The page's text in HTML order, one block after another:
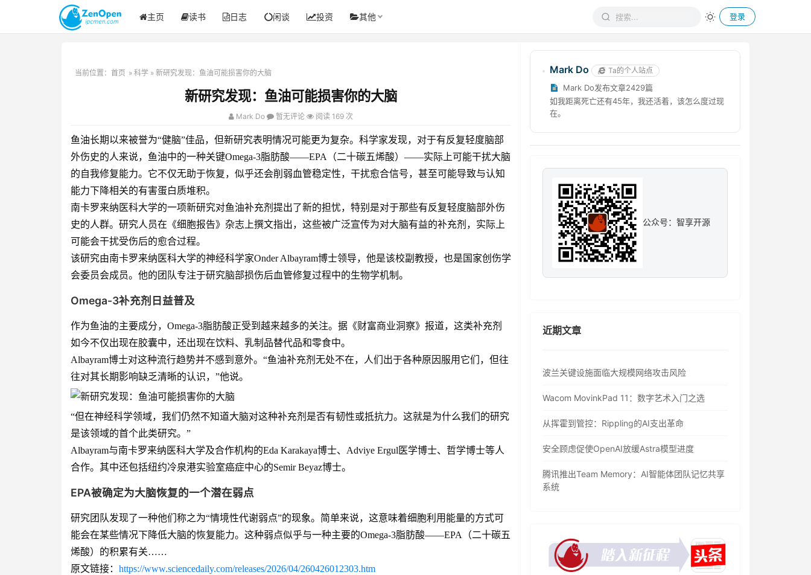
主页 读书 日志 闲谈 投资 其他 登录
当前位置： 首页 » 科学 » 新研究发现：鱼油可能损害你的大脑
新研究发现：鱼油可能损害你的大脑
Mark Do 暂无评论 阅读 169 次
鱼油长期以来被誉为“健脑”佳品，但新研究表明情况可能更为复杂。科学家发现，对于有反复轻度脑部
外伤史的人来说，鱼油中的一种关键Omega-3脂肪酸——EPA（二十碳五烯酸）——实际上可能干扰大脑
的自我修复能力。它不仅无助于恢复，似乎还会削弱血管稳定性，干扰愈合信号，甚至可能导致与认知
能力下降相关的有害蛋白质堆积。
南卡罗来纳医科大学的一项新研究对鱼油补充剂提出了新的担忧，特别是对于那些有反复轻度脑部外伤
史的人群。研究人员在《细胞报告》杂志上撰文指出，这些被广泛宣传为对大脑有益的补充剂，实际上
可能会干扰受伤后的愈合过程。
该研究由南卡罗来纳医科大学的神经科学家Onder Albayram博士领导，他是该校副教授，也是国家创伤学
会委员会成员。他的团队专注于研究脑部损伤后血管修复过程中的生物学机制。
Omega-3补充剂日益普及
作为鱼油的主要成分，Omega-3脂肪酸正受到越来越多的关注。据《财富商业洞察》报道，这类补充剂
如今不仅出现在胶囊中，还出现在饮料、乳制品替代品和零食中。
Albayram博士对这种流行趋势并不感到意外。“鱼油补充剂无处不在，人们出于各种原因服用它们，但往
往对其长期影响缺乏清晰的认识，”他说。
“但在神经科学领域，我们仍然不知道大脑对这种补充剂是否有韧性或抵抗力。这就是为什么我们的研究
是该领域的首个此类研究。”
Albayram与南卡罗来纳医科大学及合作机构的Eda Karakaya博士、Adviye Ergul医学博士、哲学博士等人
合作。其中还包括纽约冷泉港实验室癌症中心的Semir Beyaz博士。
EPA被确定为大脑恢复的一个潜在弱点
研究团队发现了一种他们称之为“情境性代谢弱点”的现象。简单来说，这意味着细胞利用能量的方式可
能会在某些情况下降低大脑的恢复能力。这种弱点似乎与一种主要的Omega-3脂肪酸——EPA（二十碳五
烯酸）的积累有关……
原文链接： https://www.sciencedaily.com/releases/2026/04/260426012303.htm
Mark Do Ta的个人站点
Mark Do发布文章2429篇
如我距离死亡还有45年，我还活着，该怎么度过现
在。
公众号：智享开源
近期文章
波兰关键设施面临大规模网络攻击风险
Wacom MovinkPad 11：数字艺术入门之选
从挥霍到管控：Rippling的AI支出革命
安全顾虑促使OpenAI放缓Astra模型进度
腾讯推出Team Memory：AI智能体团队记忆共享
系统